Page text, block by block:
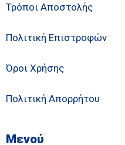
Τρόποι Αποστολής
Πολιτική Επιστροφών
Όροι Χρήσης
Πολιτική Απορρήτου
Μενού